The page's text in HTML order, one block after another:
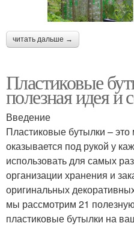
читать дальше →
Пластиковые
полезная идея и
Введение
Пластиковые бутылки –
оказывается под рукой у
использовать для самых
организации хранения и
оригинальных
мы рассмотрим 21
пластиковые бутылки на